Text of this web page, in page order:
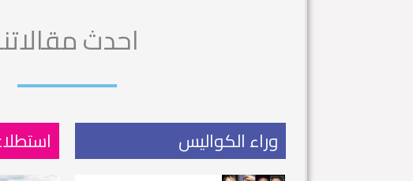
احدث
وراء الكواليس